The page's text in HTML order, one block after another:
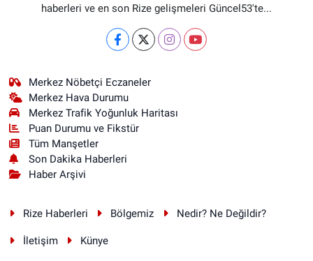
haberleri ve en son Rize gelişmeleri Güncel53'te...
Merkez Nöbetçi Eczaneler
Merkez Hava Durumu
Merkez Trafik Yoğunluk Haritası
Puan Durumu ve Fikstür
Tüm Manşetler
Son Dakika Haberleri
Haber Arşivi
Rize Haberleri Bölgemiz Nedir? Ne Değildir?
İletişim Künye